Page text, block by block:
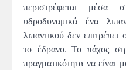
περιστρέφεται μέσα
υδροδυναμικά ένα
λιπαντικού δεν
το έδρανο. Το πάχος
πραγματικότητα να είναι